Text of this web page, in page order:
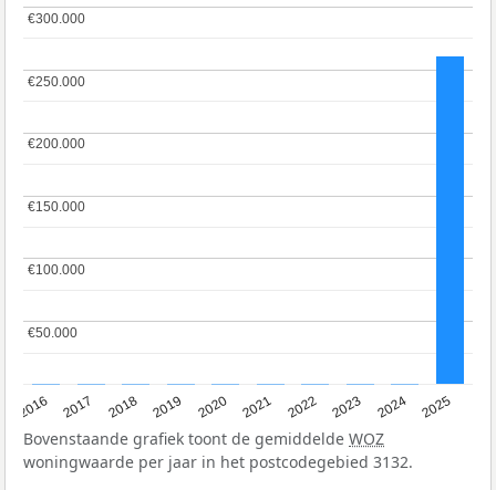
2016 2017 2018 2019 2020 2021 2022 2023 2024 2025
€50.000
€50.000
€100.000
€100.000
€150.000
€150.000
€200.000
€200.000
€250.000
€250.000
€300.000
€300.000
Bovenstaande grafiek toont de gemiddelde WOZ
woningwaarde per jaar in het postcodegebied 3132.